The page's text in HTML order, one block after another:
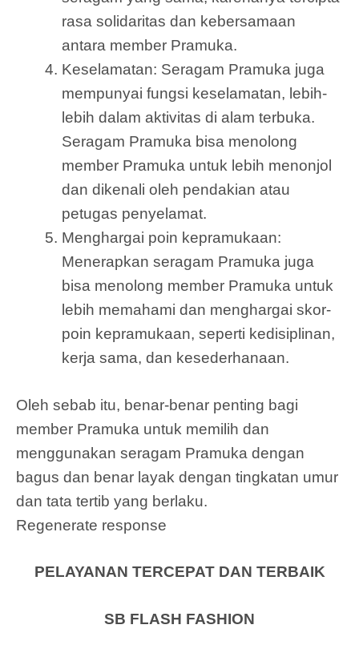
rasa solidaritas dan kebersamaan
antara member Pramuka.
Keselamatan: Seragam Pramuka juga
mempunyai fungsi keselamatan, lebih-
lebih dalam aktivitas di alam terbuka.
Seragam Pramuka bisa menolong
member Pramuka untuk lebih menonjol
dan dikenali oleh pendakian atau
petugas penyelamat.
Menghargai poin kepramukaan:
Menerapkan seragam Pramuka juga
bisa menolong member Pramuka untuk
lebih memahami dan menghargai skor-
poin kepramukaan, seperti kedisiplinan,
kerja sama, dan kesederhanaan.
Oleh sebab itu, benar-benar penting bagi
member Pramuka untuk memilih dan
menggunakan seragam Pramuka dengan
bagus dan benar layak dengan tingkatan umur
dan tata tertib yang berlaku.
Regenerate response
PELAYANAN TERCEPAT DAN TERBAIK
SB FLASH FASHION